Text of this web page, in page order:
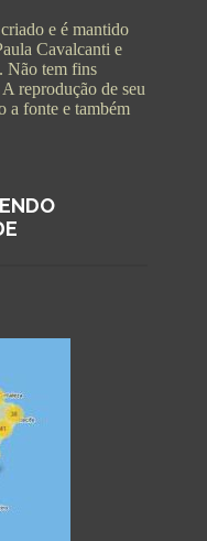
e é mantido
Cavalcanti e
Não tem fins
reprodução de seu
a fonte e também